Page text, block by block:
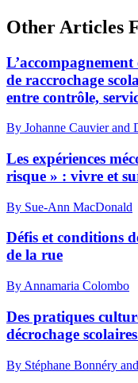
Other Articles
L’accompagnement
de raccrochage
entre contrôle,
By Johanne Cauvier and
Les expériences
risque » : vivre et
By Sue-Ann MacDonald
Défis et conditions
de la rue
By Annamaria Colombo
Des pratiques
décrochage
By Stéphane Bonnéry